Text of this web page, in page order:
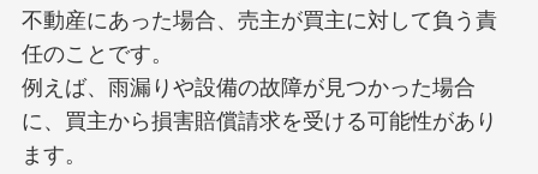
不動産にあった場合、売主が買主に対して負う責
任のことです。
例えば、雨漏りや設備の故障が見つかった場合
に、買主から損害賠償請求を受ける可能性があり
ます。